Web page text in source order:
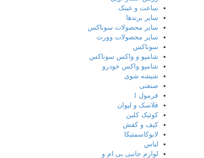
ساعت و عینک
سایر برندها
سایر محصولات سوناکس
سایر محصولات وورث
سوناکس
شامپو و واکس سوناکس
شامپو واکس خودرو
شیشه شوی
صنعتی
فرمول 1
فلاسک و لیوان
کوئیک کلین
کیف و کفش
لابوکاسمتیکا
لباس
لوازم جانبی بی ام و